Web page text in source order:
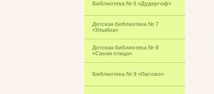
Библиотека № 6 «Дудергоф»
Детская библиотека № 7
«Улыбка»
Детская библиотека № 8
«Синяя птица»
Библиотека № 9 «Лигово»